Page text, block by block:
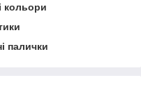
кольори
палички